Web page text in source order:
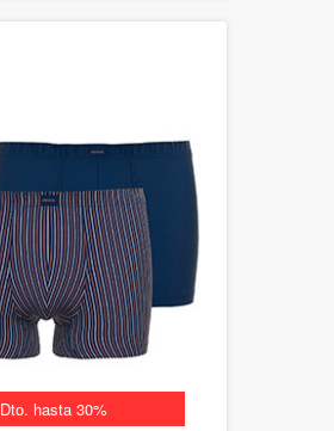
Dto. hasta 30%